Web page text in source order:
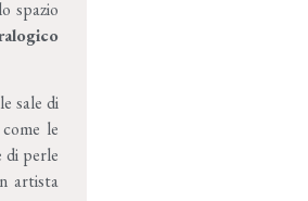
spazio
sale di
le
di perle
artista